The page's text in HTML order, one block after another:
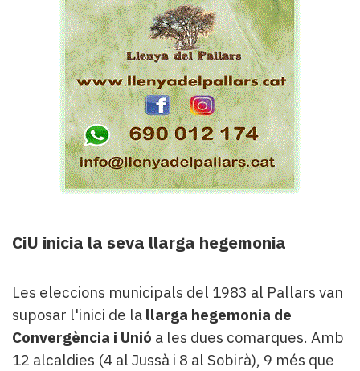
CiU inicia la seva llarga hegemonia
Les eleccions municipals del 1983 al Pallars van
suposar l'inici de la llarga hegemonia de
Convergència i Unió a les dues comarques. Amb
12 alcaldies (4 al Jussà i 8 al Sobirà), 9 més que